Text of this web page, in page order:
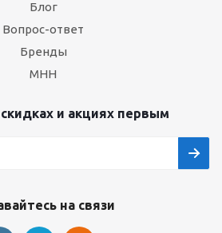
Блог
Вопрос-ответ
Бренды
МНН
и акциях первым
на связи